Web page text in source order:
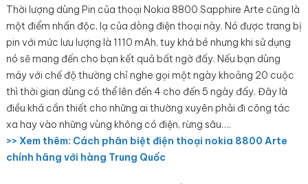
Thời lượng dùng Pin của thoại Nokia 8800 Sapphire Arte cũng là
một điểm nhấn độc, lạ của dòng điện thoại này. Nó được trang bị
pin với mức lưu lượng là 1110 mAh, tuy khá bé nhưng khi sử dụng
nó sẽ mang đến cho bạn kết quả bất ngờ đấy. Nếu bạn dùng
máy với chế độ thường chỉ nghe gọi một ngày khoảng 20 cuộc
thì thời gian dùng có thể lên đến 4 cho đến 5 ngày đấy. Đây là
điều khá cần thiết cho những ai thường xuyên phải đi công tác
xa hay vào những vùng không có điện, rừng sâu….
>> Xem thêm: Cách phân biệt điện thoại nokia 8800 Arte
chính hãng với hàng Trung Quốc